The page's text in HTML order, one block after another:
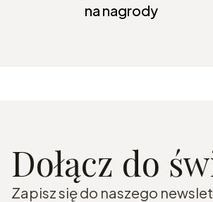
na nagrody
Dołącz do
Zapisz się do naszego